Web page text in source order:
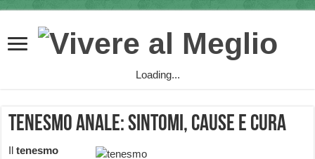
Loading...
Tenesmo anale: sintomi, cause e cura
Iltenesmo